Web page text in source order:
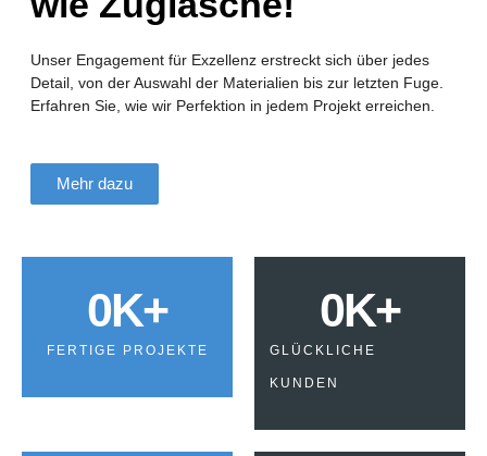
Unser Engagement für Exzellenz erstreckt sich über jedes
Detail, von der Auswahl der Materialien bis zur letzten Fuge.
Erfahren Sie, wie wir Perfektion in jedem Projekt erreichen.
Mehr dazu
FERTIGE PROJEKTE
0K+
GLÜCKLICHE
KUNDEN
0K+